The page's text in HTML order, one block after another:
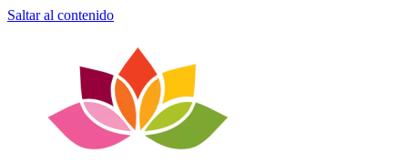
Saltar al contenido